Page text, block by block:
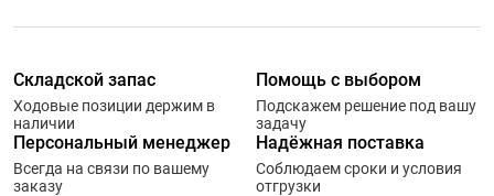
Складской запас
Ходовые позиции держим в
наличии
Помощь с выбором
Подскажем решение под вашу
задачу
Персональный менеджер
Всегда на связи по вашему
заказу
Надёжная поставка
Соблюдаем сроки и условия
отгрузки